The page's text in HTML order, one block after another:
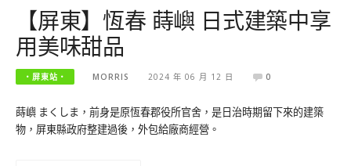
【屏東】恆春 蒔嶼 日式建築中享
用美味甜品
‧屏東站‧ MORRIS 2024 年 06 月 12 日 0
蒔嶼 まくしま，前身是原恆春郡役所官舍，是日治時期留下來的建築
物，屏東縣政府整建過後，外包給廠商經營。